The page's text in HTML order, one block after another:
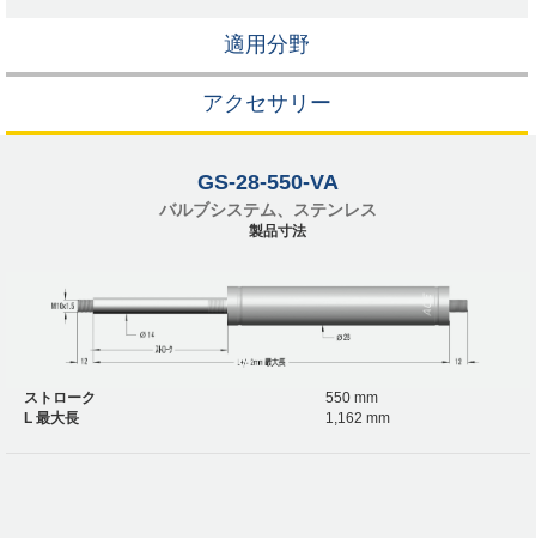
適用分野
アクセサリー
GS-28-550-VA
バルブシステム、ステンレス
製品寸法
ストローク
550 mm
L 最大長
1,162 mm